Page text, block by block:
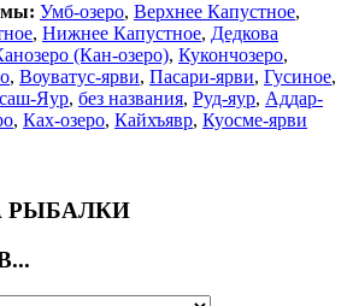
Умб-озеро, Верхнее Капустное,
, Нижнее Капустное, Дедкова
(Кан-озеро), Кукончозеро,
, Воуватус-ярви, Пасари-ярви, Гусиное,
Яур, без названия, Руд-яур, Аддар-
, Ках-озеро, Кайхъявр, Куосме-ярви
РЫБАЛКИ